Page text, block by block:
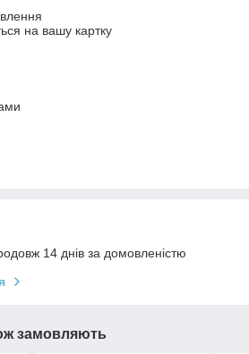
на вашу картку
14 днів за домовленістю
замовляють